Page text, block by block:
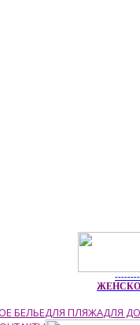
БЕЛЬЕДЛЯ ПЛЯЖАДЛЯ